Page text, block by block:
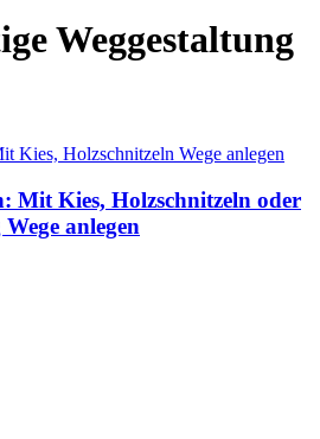
Weggestaltung
Mit Kies, Holzschnitzeln oder
anlegen